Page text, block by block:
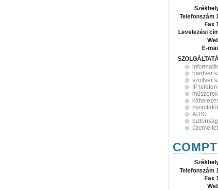
Telefonszám
Fax
Levelezési
E-
hardver
szoftver
IP telefon
műszerek
ADSL
Telefonszám
Fax